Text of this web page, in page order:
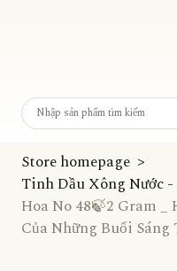
Store homepage
Tinh Dầu Xông Nước
Hoa No 48🍃2 Gram
Của Những Buổi Sáng